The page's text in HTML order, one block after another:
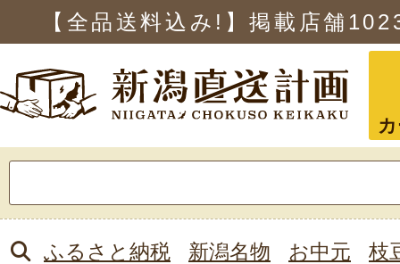
【全品送料込み!】掲載店舗
索:
ふるさと納税 新潟名物 お中元 枝